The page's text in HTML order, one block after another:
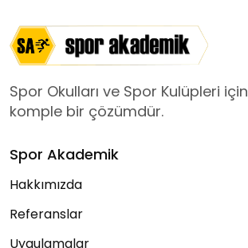
Spor Okulları ve Spor Kulüpleri
komple bir çözümdür.
Spor Akademik
Hakkımızda
Referanslar
Uygulamalar